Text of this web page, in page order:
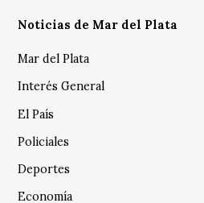
Noticias de Mar del Plata
Mar del Plata
Interés General
El País
Policiales
Deportes
Economía